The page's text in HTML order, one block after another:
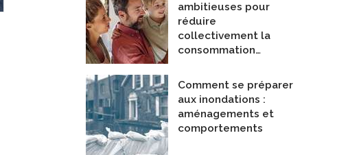
ambitieuses pour
réduire
collectivement la
consommation…
Comment se préparer
aux inondations :
aménagements et
comportements
Chambre froide negative/positive
Ingénieurs en mécanique du bâtiment
De VENTICLIM CONSTRUCTIONS INC
De Les Installations Géothermix Inc.